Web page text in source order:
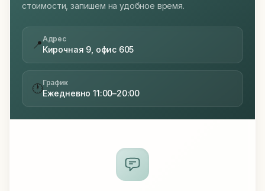
стоимости, запишем на удобное время.
📍Адрес
Кирочная 9, офис 605
🕐График
Ежедневно 11:00–20:00